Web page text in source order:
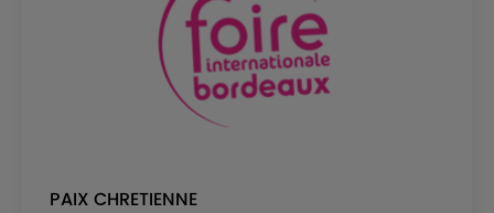
PAIX CHRETIENNE